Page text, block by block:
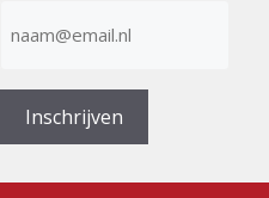
mailadres(Vereist)
Inschrijven